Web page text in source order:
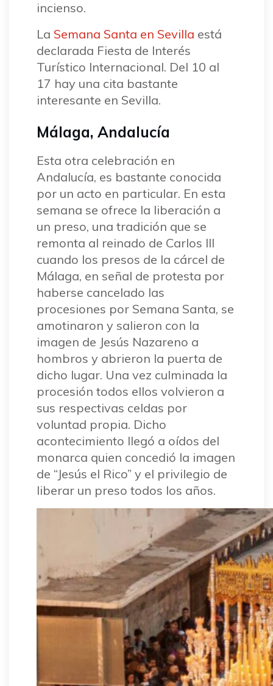
incienso.
La Semana Santa en Sevilla está
declarada Fiesta de Interés
Turístico Internacional. Del 10 al
17 hay una cita bastante
interesante en Sevilla.
Málaga, Andalucía
Esta otra celebración en
Andalucía, es bastante conocida
por un acto en particular. En esta
semana se ofrece la liberación a
un preso, una tradición que se
remonta al reinado de Carlos III
cuando los presos de la cárcel de
Málaga, en señal de protesta por
haberse cancelado las
procesiones por Semana Santa, se
amotinaron y salieron con la
imagen de Jesús Nazareno a
hombros y abrieron la puerta de
dicho lugar. Una vez culminada la
procesión todos ellos volvieron a
sus respectivas celdas por
voluntad propia. Dicho
acontecimiento llegó a oídos del
monarca quien concedió la imagen
de “Jesús el Rico” y el privilegio de
liberar un preso todos los años.